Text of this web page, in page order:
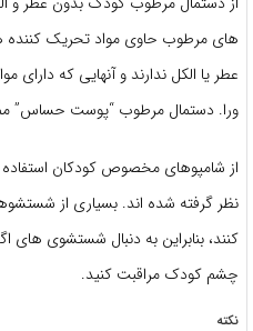
های مرطوب حاوی مواد تحریک کننده
عطر یا الکل ندارند و آنهایی که دارای
ورا. دستمال مرطوب “پوست حساس”
از شامپوهای مخصوص کودکان استفاده
نظر گرفته شده اند. بسیاری از
کنند، بنابراین به دنبال شستشوی های
چشم کودک مراقبت کنید.
نکته